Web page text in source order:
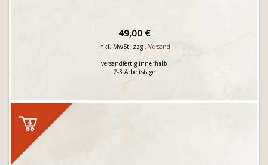
49,00 €
inkl. MwSt. zzgl. Versand
versandfertig innerhalb
2-3 Arbeitstage